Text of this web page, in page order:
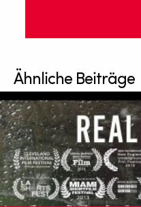
Ähnliche Beiträge